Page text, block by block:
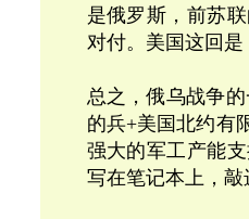
是俄罗斯，前苏
对付。美国这回是
总之，俄乌战争
的兵+美国北约有
强大的军工产能
写在笔记本上，敲